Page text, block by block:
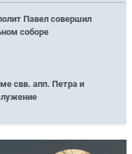
Павел совершил
соборе
свв. апп. Петра и